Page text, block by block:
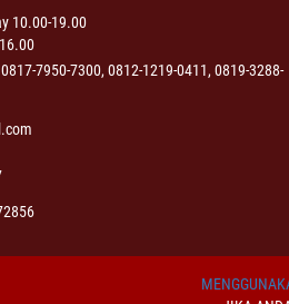
10.00-19.00
7950-7300, 0812-1219-0411, 0819-3288-